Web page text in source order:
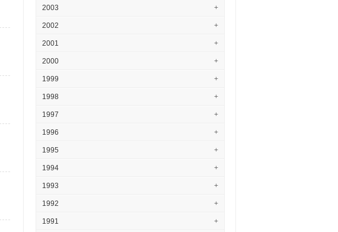
2003 +
2002 +
2001 +
2000 +
1999 +
1998 +
1997 +
1996 +
1995 +
1994 +
1993 +
1992 +
1991 +